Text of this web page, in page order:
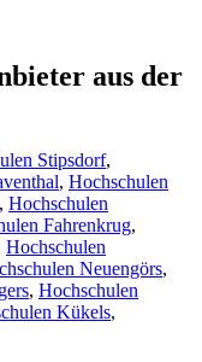
aus der
Stipsdorf,
, Hochschulen
, Hochschulen
Fahrenkrug,
Hochschulen
Neuengörs,
, Hochschulen
Kükels,